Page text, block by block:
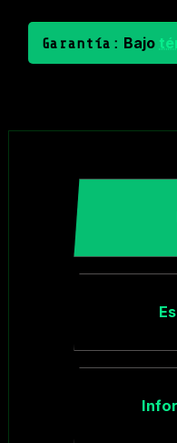
Garantía: Bajo